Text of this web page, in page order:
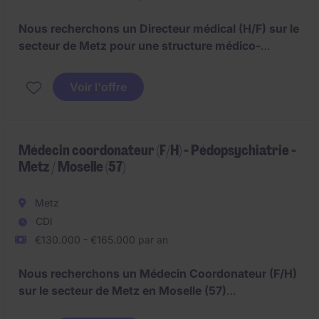
Nous recherchons un Directeur médical (H/F) sur le
secteur de Metz pour une structure médico-
étudiés :
- Médecin pédopsychiatre
- Médecin psychiatre avec connaissances des TND
- Médecin généraliste formé en pédospychiatrie.
Voir l'offre
Médecin coordonateur (F/H) - Pédopsychiatrie -
Metz / Moselle (57)
Metz
CDI
€130.000 - €165.000 par an
Nous recherchons un Médecin Coordonateur (F/H)
sur le secteur de Metz en Moselle (57)